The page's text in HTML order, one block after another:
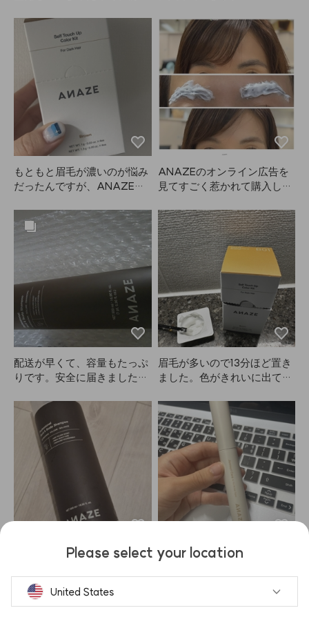
とめられます！でも、重ねて
塗りすぎると髪が少しベタつ
いて見えるので、量の調整は
必須です。サイズも持ち運び
やすくて、外出先でもサッと
直せて便利。とにかく他の製
品よりANAZEがおすすめで
頭皮にはつかないように気を
つけて、毎日ではなく週に
2〜3回使っています。
もともと眉毛が濃いのが悩み
だったんですが、ANAZEの
仕上げられるようになって嬉
しいです！4パック全部使い
切って、またリピートするつ
もりです。
ANAZEのオンライン広告を
見てすごく惹かれて購入しま
す！私は髪をブラウンに染め
ていますが、眉毛は元々真っ
黒。自分で眉毛を染めると量
の調整が難しいのですが、こ
れは個包装になっていて量の
コントロールがとても簡単！
発色も抜群で、明るすぎず暗
すぎず、理想的なブラウンで
す🤎
配送が早くて、容量もたっぷ
りです。安全に届きました
抜け毛にも効果があるといい
なと思います。
眉毛が多いので13分ほど置き
ました。色がきれいに出て、
見えます。使いやすくて気に
入っています！
他のシャンプーよりもボリュ
っかりできます。配送も翌日
に届いてびっくり！これから
持ち運びが便利なので、いつ
すが、しっかりキープしてく
Please select your location
United States